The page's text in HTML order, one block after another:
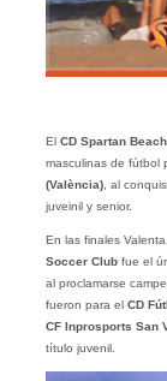
El CD Spartan
masculinas de fútbol
(València), al
juveinil y senior.
En las finales
Soccer Clubfue el
al proclamarse
fueron para el CD
CF Inprosports San
título juvenil.